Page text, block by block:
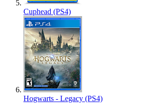
Cuphead (PS4)
Hogwarts - Legacy (PS4)